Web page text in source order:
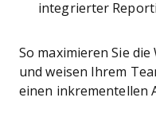
integrierter
So maximieren Sie
und weisen Ihrem
einen inkrementellen